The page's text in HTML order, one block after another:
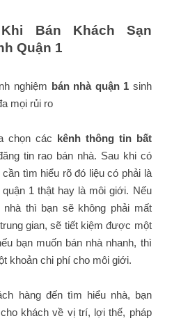
Bán Khách Sạn
Quận 1
nghiệm bán nhà quận 1 sinh
mọi rủi ro
chọn các
kênh thông tin bất
tin rao bán nhà. Sau khi có
tìm hiểu rõ đó liệu có phải là
1 thật hay là môi giới. Nếu
thì bạn sẽ không phải mất
gian, sẽ tiết kiệm được một
bạn muốn bán nhà nhanh, thì
khoản chi phí cho môi giới.
hàng đến tìm hiểu nhà, bạn
khách về vị trí, lợi thế, pháp